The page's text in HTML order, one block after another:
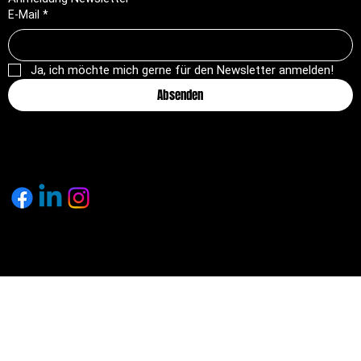
E-Mail *
Ja, ich möchte mich gerne für den Newsletter anmelden!
Absenden